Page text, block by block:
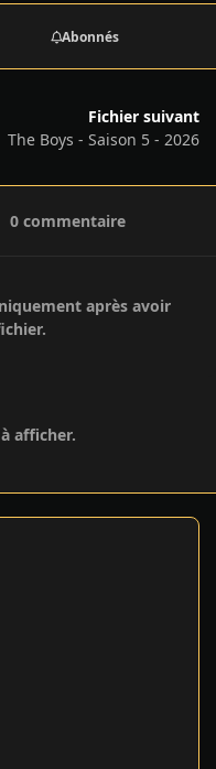
Abonnés
Fichier suivant
The Boys - Saison 5 - 2026
0 commentaire
après avoir
afficher.